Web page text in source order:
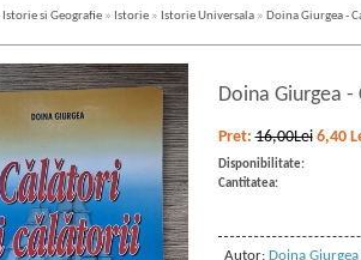
Istorie si Geografie » Istorie » Istorie Universala » Doina Giurgea -
Doina Giurgea -
Pret:16,00Lei 6,40
Disponibilitate:
Cantitatea:
Autor: Doina Giurgea